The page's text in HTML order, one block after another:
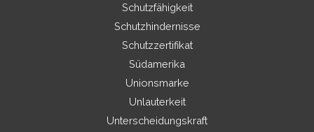
Schutzfähigkeit
Schutzhindernisse
Schutzzertifikat
Südamerika
Unionsmarke
Unlauterkeit
Unterscheidungskraft